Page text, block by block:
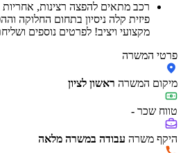
רכב מתאים להפצה רצינות, אחריות
פיזית קלה ניסיון בתחום החלוקה
מקצועי ויציב! לפרטים נוספים ושליחת פניות
פרטי המשרה
מיקום המשרה ראשון לציון
טווח שכר -
היקף משרה עבודה במשרה מלאה